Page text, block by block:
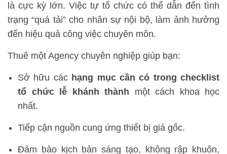
là cực kỳ lớn. Việc tự tổ chức có thể dẫn đến tình
trạng “quá tải” cho nhân sự nội bộ, làm ảnh hưởng
đến hiệu quả công việc chuyên môn.
Thuê một Agency chuyên nghiệp giúp bạn:
Sở hữu các hạng mục cần có trong checklist
tổ chức lễ khánh thành một cách khoa học
nhất.
Tiếp cận nguồn cung ứng thiết bị giá gốc.
Đảm bảo kịch bản sáng tạo, không rập khuôn,